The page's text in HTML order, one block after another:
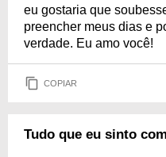
eu gostaria que
preencher meus dias e
verdade. Eu amo você!
COPIAR
Tudo que eu sinto